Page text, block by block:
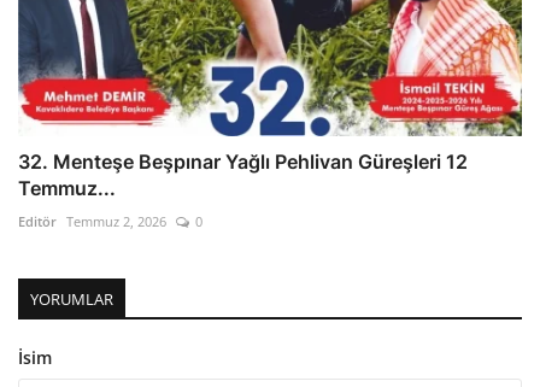
32. Menteşe Beşpınar Yağlı Pehlivan Güreşleri 12
Temmuz...
Editör Temmuz 2, 2026 0
YORUMLAR
İsim